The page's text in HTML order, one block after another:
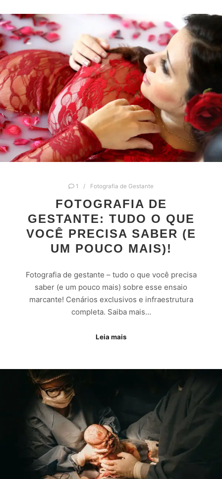
1 Fotografia de Gestante
FOTOGRAFIA DE
GESTANTE: TUDO O QUE
VOCÊ PRECISA SABER (E
UM POUCO MAIS)!
Fotografia de gestante – tudo o que você precisa
saber (e um pouco mais) sobre esse ensaio
marcante! Cenários exclusivos e infraestrutura
completa. Saiba mais…
Leia mais